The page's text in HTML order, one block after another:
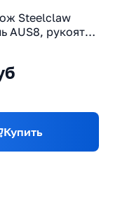
Steelclaw
AUS8, рукоять
Купить